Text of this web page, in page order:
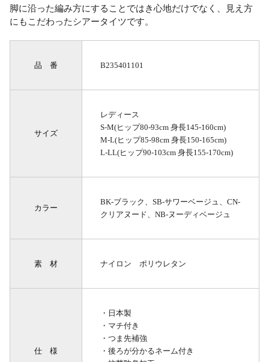
脚に沿った編み方にすることではき心地だけでなく、見え方
にもこだわったシアータイツです。
品 番 B235401101
サイズ
レディース
S-M(ヒップ80-93cm 身長145-160cm)
M-L(ヒップ85-98cm 身長150-165cm)
L-LL(ヒップ90-103cm 身長155-170cm)
カラー
BK-ブラック、SB-サワーベージュ、CN-
クリアヌード、NB-ヌーディベージュ
素 材 ナイロン ポリウレタン
仕 様
・日本製
・マチ付き
・つま先補強
・後ろが分かるネーム付き